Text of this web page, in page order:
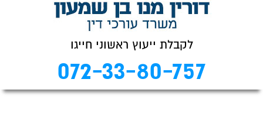
072-33-80-757
לקבלת ייעוץ ראשוני חייגו